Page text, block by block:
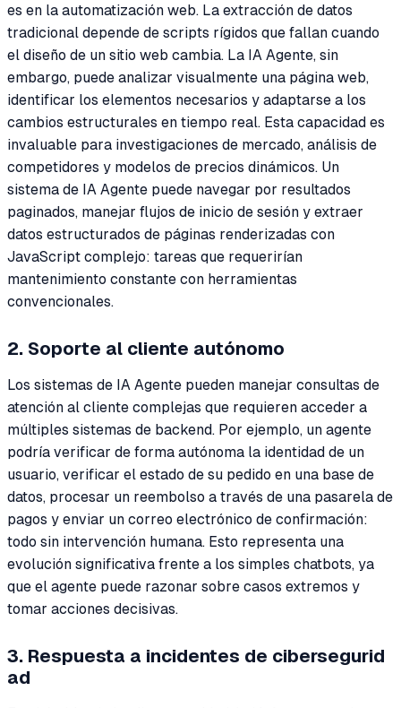
es en la automatización web. La extracción de datos
tradicional depende de scripts rígidos que fallan cuando
el diseño de un sitio web cambia. La IA Agente, sin
embargo, puede analizar visualmente una página web,
identificar los elementos necesarios y adaptarse a los
cambios estructurales en tiempo real. Esta capacidad es
invaluable para investigaciones de mercado, análisis de
competidores y modelos de precios dinámicos. Un
sistema de IA Agente puede navegar por resultados
paginados, manejar flujos de inicio de sesión y extraer
datos estructurados de páginas renderizadas con
JavaScript complejo: tareas que requerirían
mantenimiento constante con herramientas
convencionales.
2. Soporte al cliente autónomo
Los sistemas de IA Agente pueden manejar consultas de
atención al cliente complejas que requieren acceder a
múltiples sistemas de backend. Por ejemplo, un agente
podría verificar de forma autónoma la identidad de un
usuario, verificar el estado de su pedido en una base de
datos, procesar un reembolso a través de una pasarela de
pagos y enviar un correo electrónico de confirmación:
todo sin intervención humana. Esto representa una
evolución significativa frente a los simples chatbots, ya
que el agente puede razonar sobre casos extremos y
tomar acciones decisivas.
3. Respuesta a incidentes de cibersegurid
ad